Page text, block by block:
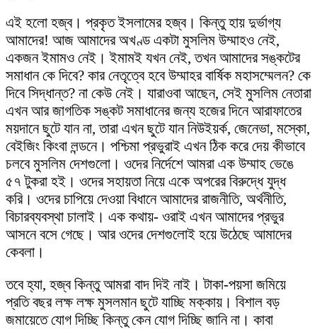
এই হলো হজ্ব। প্রকৃত ইসলামের হজ্ব। কিন্তু হায় দুর্ভাগ্য
আমাদের! আজ আমাদের অখণ্ড একটা মুসলিম উম্মাহও নেই,
একজন ইমামও নেই। ইমামই যখন নেই, তখন আমাদের সঙ্কটের
সমাধান কে দিবে? কার নেতৃত্বে হবে উম্মাহর বার্ষিক মহাসম্মেলন? কে
দিবে সিদ্ধান্ত? না কেউ নেই। যারাওবা আছেন, সেই মুসলিম নেতারা
এখন আর জাগতিক সঙ্কট সমাধানের জন্য হজের দিনে আরাফাতের
ময়দানে ছুটে যান না, তারা এখন ছুটে যান নিউইয়র্ক, জেনেভা, মস্কো,
বেইজিং কিংবা লন্ডনে। পশ্চিমা প্রভুরাই এখন ঠিক করে দেয় কীভাবে
চলবে মুসলিম দেশগুলো। ওদের নির্দেশে আমরা এক উম্মাহ ভেঙে
৫৭ টুকরা হই। ওদের সহায়তা নিয়ে একে অপরের বিরুদ্ধে যুদ্ধ
করি। ওদের চাপিয়ে দেওয়া বিধানে আমাদের রাজনীতি, অর্থনীতি,
বিচারব্যবস্থা চালাই। এক কথায়- ওরাই এখন আমাদের প্রভুর
আসনে বসে গেছে। আর ওদের দেশগুলোই হয়ে উঠেছে আমাদের
কেবলা।
তবে হ্যা, হজ্ব কিন্তু আমরা বাদ দিই নাই। টাকা-পয়সা জমিয়ে
প্রতি বছর লক্ষ লক্ষ মুসলমান ছুটে যাচ্ছি মক্কায়। বিশাল বড়
জমায়েতে যোগ দিচ্ছি কিন্তু কেন যোগ দিচ্ছি জানি না। কাবা